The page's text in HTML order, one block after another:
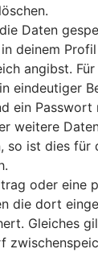
Daten
deinem
angibst.
eindeutiger
ein Passwort
weitere
so ist dies für
oder eine
die dort
Gleiches